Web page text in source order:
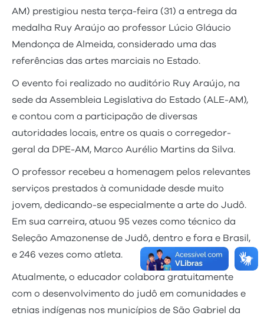
AM) prestigiou nesta terça-feira (31) a entrega da
medalha Ruy Araújo ao professor Lúcio Gláucio
Mendonça de Almeida, considerado uma das
referências das artes marciais no Estado.
O evento foi realizado no auditório Ruy Araújo, na
sede da Assembleia Legislativa do Estado (ALE-AM),
e contou com a participação de diversas
autoridades locais, entre os quais o corregedor-
geral da DPE-AM, Marco Aurélio Martins da Silva.
O professor recebeu a homenagem pelos relevantes
serviços prestados à comunidade desde muito
jovem, dedicando-se especialmente a arte do Judô.
Em sua carreira, atuou 95 vezes como técnico da
Seleção Amazonense de Judô, dentro e fora e Brasil,
e 246 vezes como atleta.
Atualmente, o educador colabora gratuitamente
com o desenvolvimento do judô em comunidades e
etnias indígenas nos municípios de São Gabriel da